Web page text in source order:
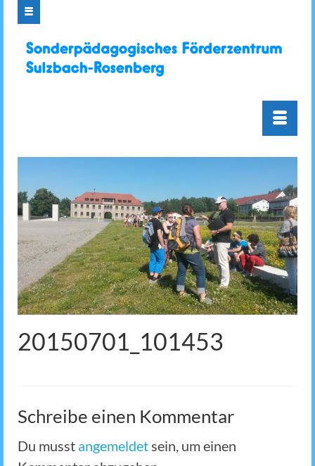
20150701_101453
Schreibe einen Kommentar
Du musst angemeldetsein, um einen